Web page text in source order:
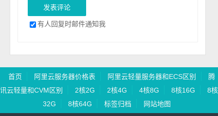
有人回复时邮件通知我
首页 阿里云服务器价格表 阿里云轻量服务器和ECS区别
腾
讯云轻量和CVM区别
2核2G 2核4G 4核8G 8核16G
8核
32G
8核64G 标签归档 网站地图